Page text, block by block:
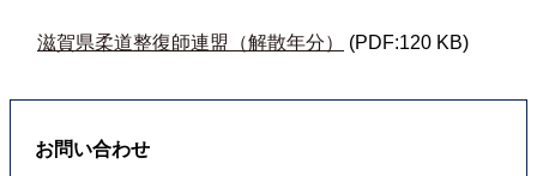
滋賀県柔道整復師連盟（解散年分） (PDF:120 KB)
お問い合わせ